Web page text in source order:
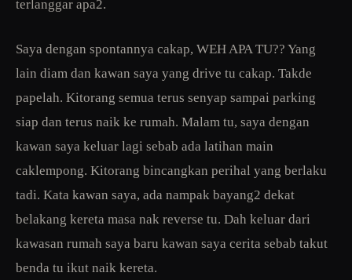
terlanggar apa2.
Saya dengan spontannya cakap, WEH APA TU?? Yang
lain diam dan kawan saya yang drive tu cakap. Takde
papelah. Kitorang semua terus senyap sampai parking
siap dan terus naik ke rumah. Malam tu, saya dengan
kawan saya keluar lagi sebab ada latihan main
caklempong. Kitorang bincangkan perihal yang berlaku
tadi. Kata kawan saya, ada nampak bayang2 dekat
belakang kereta masa nak reverse tu. Dah keluar dari
kawasan rumah saya baru kawan saya cerita sebab takut
benda tu ikut naik kereta.